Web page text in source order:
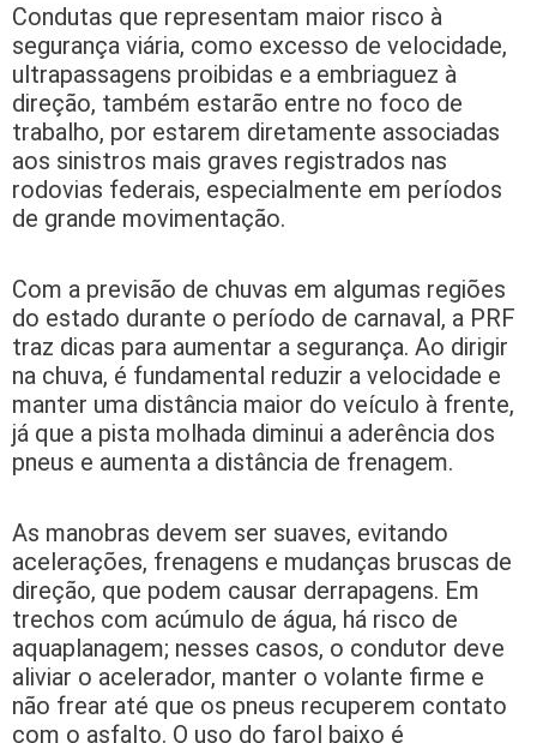
Condutas que representam maior risco à
segurança viária, como excesso de velocidade,
ultrapassagens proibidas e a embriaguez à
direção, também estarão entre no foco de
trabalho, por estarem diretamente associadas
aos sinistros mais graves registrados nas
rodovias federais, especialmente em períodos
de grande movimentação.
Com a previsão de chuvas em algumas regiões
do estado durante o período de carnaval, a PRF
traz dicas para aumentar a segurança. Ao dirigir
na chuva, é fundamental reduzir a velocidade e
manter uma distância maior do veículo à frente,
já que a pista molhada diminui a aderência dos
pneus e aumenta a distância de frenagem.
As manobras devem ser suaves, evitando
acelerações, frenagens e mudanças bruscas de
direção, que podem causar derrapagens. Em
trechos com acúmulo de água, há risco de
aquaplanagem; nesses casos, o condutor deve
aliviar o acelerador, manter o volante firme e
não frear até que os pneus recuperem contato
com o asfalto. O uso do farol baixo é